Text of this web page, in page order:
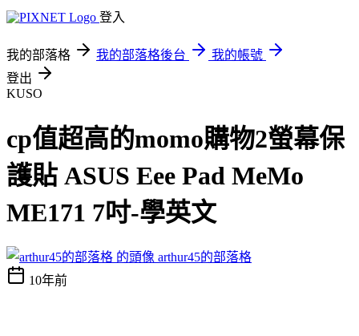
登入
我的部落格 我的部落格後台
我的帳號
登出
KUSO
cp值超高的momo購物2螢幕保
護貼 ASUS Eee Pad MeMo
ME171 7吋-學英文
arthur45的部落格
10年前